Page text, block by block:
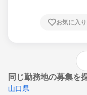
崎県、熊本県、大分県、宮崎
お気に入り
同じ勤務地の募集を
山口県